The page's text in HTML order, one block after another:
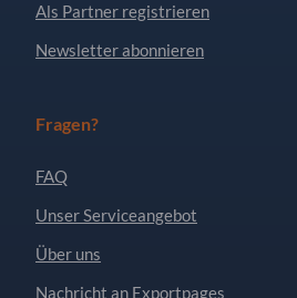
Als Partner registrieren
Newsletter abonnieren
Fragen?
FAQ
Unser Serviceangebot
Über uns
Nachricht an Exportpages